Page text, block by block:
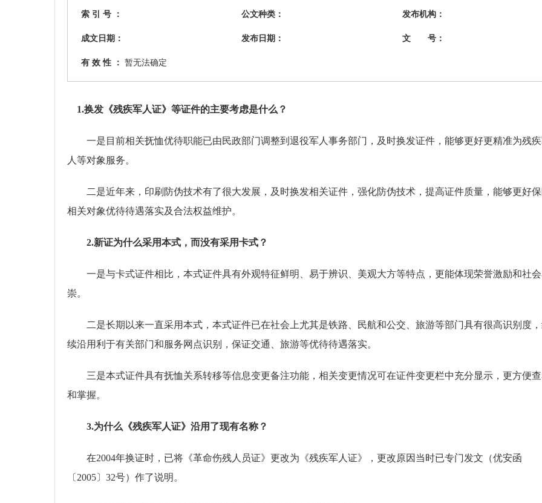
索 引 号 ： 公文种类： 发布机构：
成文日期： 发布日期： 文 号：
有 效 性 ： 暂无法确定
1.换发《残疾军人证》等证件的主要考虑是什么？
一是目前相关抚恤优待职能已由民政部门调整到退役军人事务部门，及时换发证件，能够更好更精准为残
人等对象服务。
二是近年来，印刷防伪技术有了很大发展，及时换发相关证件，强化防伪技术，提高证件质量，能够更好
相关对象优待待遇落实及合法权益维护。
2.新证为什么采用本式，而没有采用卡式？
一是与卡式证件相比，本式证件具有外观特征鲜明、易于辨识、美观大方等特点，更能体现荣誉激励和社
崇。
二是长期以来一直采用本式，本式证件已在社会上尤其是铁路、民航和公交、旅游等部门具有很高识别度
续沿用利于有关部门和服务网点识别，保证交通、旅游等优待待遇落实。
三是本式证件具有抚恤关系转移等信息变更备注功能，相关变更情况可在证件变更栏中充分显示，更方便
和掌握。
3.为什么《残疾军人证》沿用了现有名称？
在2004年换证时，已将《革命伤残人员证》更改为《残疾军人证》，更改原因当时已专门发文（优安函
〔2005〕32号）作了说明。